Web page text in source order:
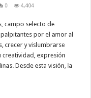
0 4,404
campo selecto de
por el amor al
crecer y vislumbrarse
expresión
Desde esta visión, la